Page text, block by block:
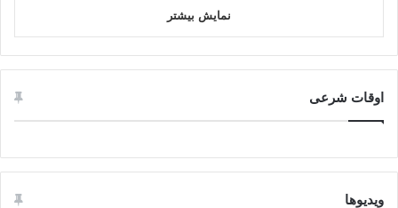
نمایش بیشتر
اوقات شرعی
ویدیوها